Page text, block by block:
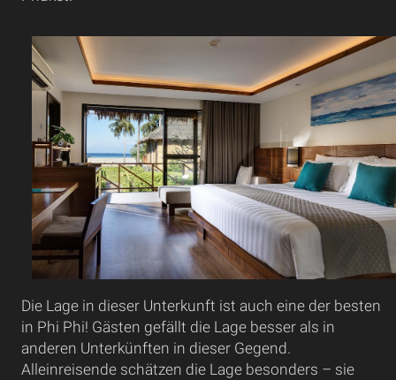
Die Lage in dieser Unterkunft ist auch eine der besten
in Phi Phi! Gästen gefällt die Lage besser als in
anderen Unterkünften in dieser Gegend.
Alleinreisende schätzen die Lage besonders – sie